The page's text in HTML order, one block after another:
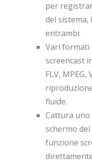
per
del sistema,
entrambi.
Vari formati
screencast
FLV, MPEG,
fluide.
Cattura uno
schermo
funzione